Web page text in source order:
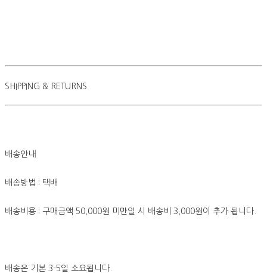
SHIPPING & RETURNS
배송안내
배송방법 : 택배
배송비용 : 구매금액 50,000원 미만일 시 배송비 3,000원이 추가 됩니다.
배송은 기본 3-5일 소요됩니다.